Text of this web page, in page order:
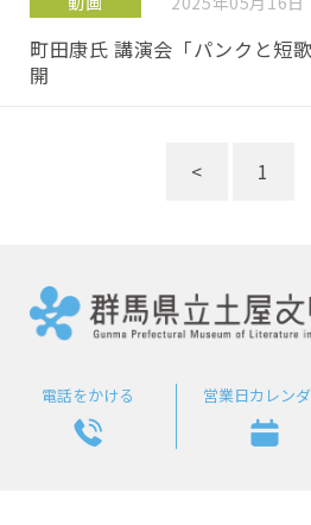
町田康氏 講演会「パンクと短
開
< 1
電話をかける 営業日カレン